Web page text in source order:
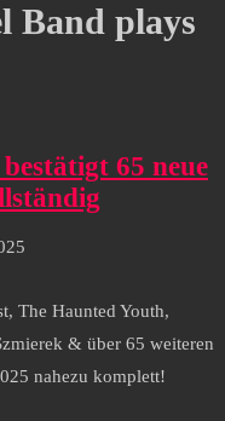
Band plays
65 neue
The Haunted Youth,
& über 65 weiteren
nahezu komplett!